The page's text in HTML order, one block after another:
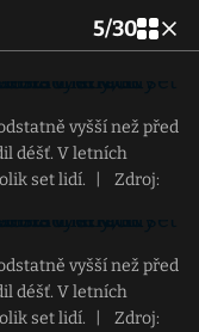
5/30
vyšší než před
déšť. V letních
set lidí.
Zdroj:
vyšší než před
déšť. V letních
set lidí.
Zdroj: